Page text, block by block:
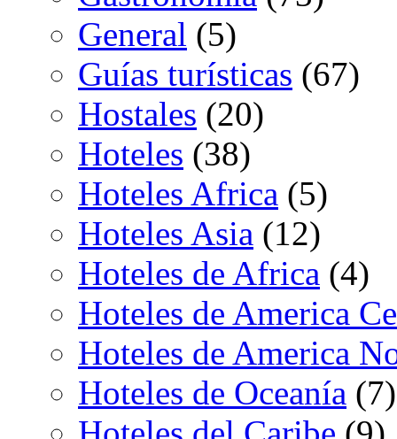
General (5)
Guías turísticas (67)
Hostales (20)
Hoteles (38)
Hoteles Africa (5)
Hoteles Asia (12)
Hoteles de Africa (4)
Hoteles de America
Hoteles de America
Hoteles de Oceanía (7)